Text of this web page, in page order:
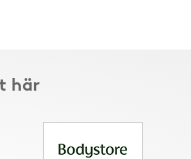
här